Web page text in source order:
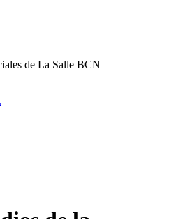
de La Salle BCN